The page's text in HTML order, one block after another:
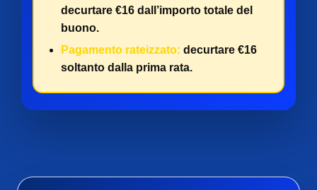
decurtare €16 dall’importo totale del
buono.
Pagamento rateizzato: decurtare €16
soltanto dalla prima rata.